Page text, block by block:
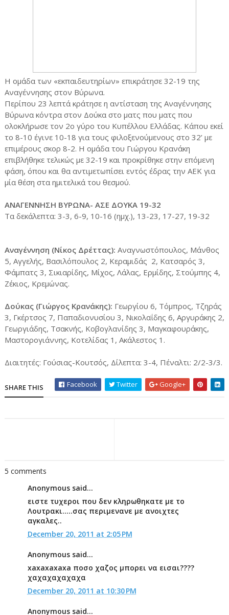
Η ομάδα των «εκπαιδευτηρίων» επικράτησε 32-19 της
Αναγέννησης στον Βύρωνα.
Περίπου 23 λεπτά κράτησε η αντίσταση της Αναγέννησης
Βύρωνα κόντρα στον Δούκα στο ματς που ματς που
ολοκλήρωσε τον 2ο γύρο του Κυπέλλου Ελλάδας. Κάπου εκεί
το 8-10 έγινε 10-18 για τους φιλοξενούμενους στο 32’ με
επιμέρους σκορ 8-2. Η ομάδα του Γιώργου Κρανάκη
επιβλήθηκε τελικώς με 32-19 και προκρίθηκε στην επόμενη
φάση, όπου και θα αντιμετωπίσει εντός έδρας την ΑΕΚ για
μία θέση στα ημιτελικά του θεσμού.
ΑΝΑΓΕΝΝΗΣΗ ΒΥΡΩΝΑ- ΑΣΕ ΔΟΥΚΑ 19-32
Τα δεκάλεπτα: 3-3, 6-9, 10-16 (ημχ.), 13-23, 17-27, 19-32
Αναγέννηση (Νίκος Δρέττας): Αναγνωστόπουλος, Μάνθος
5, Αγγελής, Βασιλόπουλος 2, Κεραμιδάς 2, Κατσαρός 3,
Φάμπατς 3, Σικιαρίδης, Μίχος, Λάλας, Ερμίδης, Στούμπης 4,
Ζέκιος, Κρεμώνας.
Δούκας (Γιώργος Κρανάκης): Γεωργίου 6, Τόμπρος, Τζηράς
3, Γκέρτσος 7, Παπαδιονυσίου 3, Νικολαΐδης 6, Αργυράκης 2,
Γεωργιάδης, Τσακνής, Κοβογλανίδης 3, Μαγκαφουράκης,
Μαστορογιάννης, Κοτελίδας 1, Ακάλεστος 1.
Διαιτητές: Γούσιας-Κουτσός, Δίλεπτα: 3-4, Πέναλτι: 2/2-3/3.
SHARE THIS Facebook Twitter Google+
5 comments
Anonymous said...
ειστε τυχεροι που δεν κληρωθηκατε με το
Λουτρακι.....σας περιμενανε με ανοιχτες
αγκαλες..
December 20, 2011 at 2:05 PM
Anonymous said...
xaxaxaxaxa ποσο χαζος μπορει να εισαι????
χαχαχαχαχαχα
December 20, 2011 at 10:30 PM
Anonymous said...